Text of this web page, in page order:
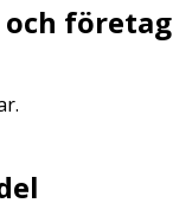
och företag